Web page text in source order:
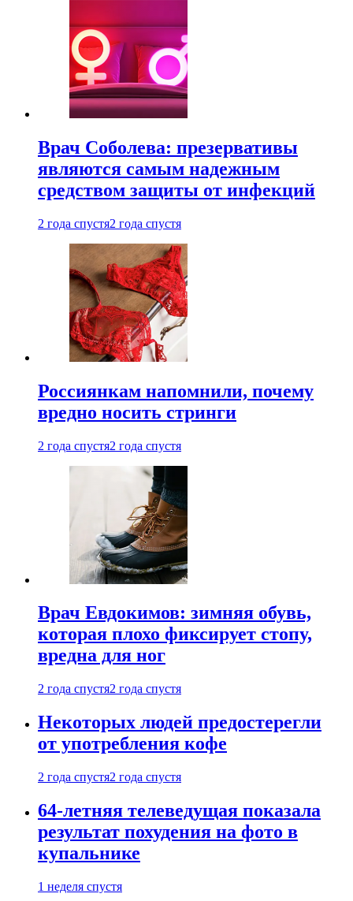
Врач Соболева: презервативы
являются самым надежным
средством защиты от инфекций
2 года спустя2 года спустя
Россиянкам напомнили, почему
вредно носить стринги
2 года спустя2 года спустя
Врач Евдокимов: зимняя обувь,
которая плохо фиксирует стопу,
вредна для ног
2 года спустя2 года спустя
Некоторых людей предостерегли
от употребления кофе
2 года спустя2 года спустя
64-летняя телеведущая показала
результат похудения на фото в
купальнике
1 неделя спустя